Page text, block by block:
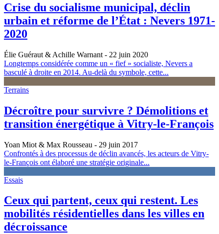
Crise du socialisme municipal, déclin
urbain et réforme de l’État : Nevers 1971-
2020
Élie Guéraut & Achille Warnant - 22 juin 2020
Longtemps considérée comme un « fief » socialiste, Nevers a
basculé à droite en 2014. Au-delà du symbole, cette...
Terrains
Décroître pour survivre ? Démolitions et
transition énergétique à Vitry‑le‑François
Yoan Miot & Max Rousseau - 29 juin 2017
Confrontés à des processus de déclin avancés, les acteurs de Vitry-
le-François ont élaboré une stratégie originale...
Essais
Ceux qui partent, ceux qui restent. Les
mobilités résidentielles dans les villes en
décroissance